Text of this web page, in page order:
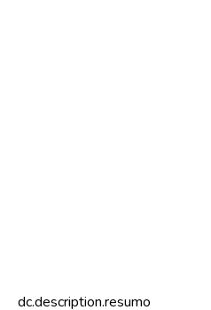
dc.description.resumo